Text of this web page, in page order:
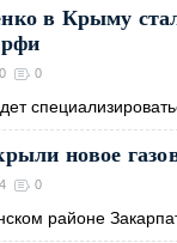
в Крыму
0
новое
0
районе